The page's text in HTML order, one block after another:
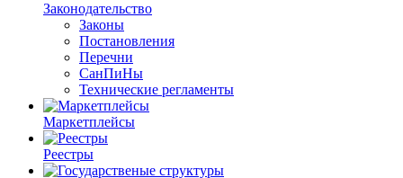
Законодательство
Законы
Постановления
Перечни
СанПиНы
Технические регламенты
Маркетплейсы
Реестры